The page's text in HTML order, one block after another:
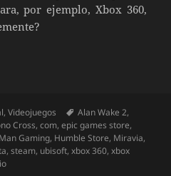
por ejemplo, Xbox 360,
entre juegos digitales en
,Videojuegos Etiquetas
Alan Wake 2,
Cross,com,epic games store,
Gaming, Humble Store, Miravia,
,steam, ubisoft,xbox 360,xbox
en Diferencias entre juegos digitales en